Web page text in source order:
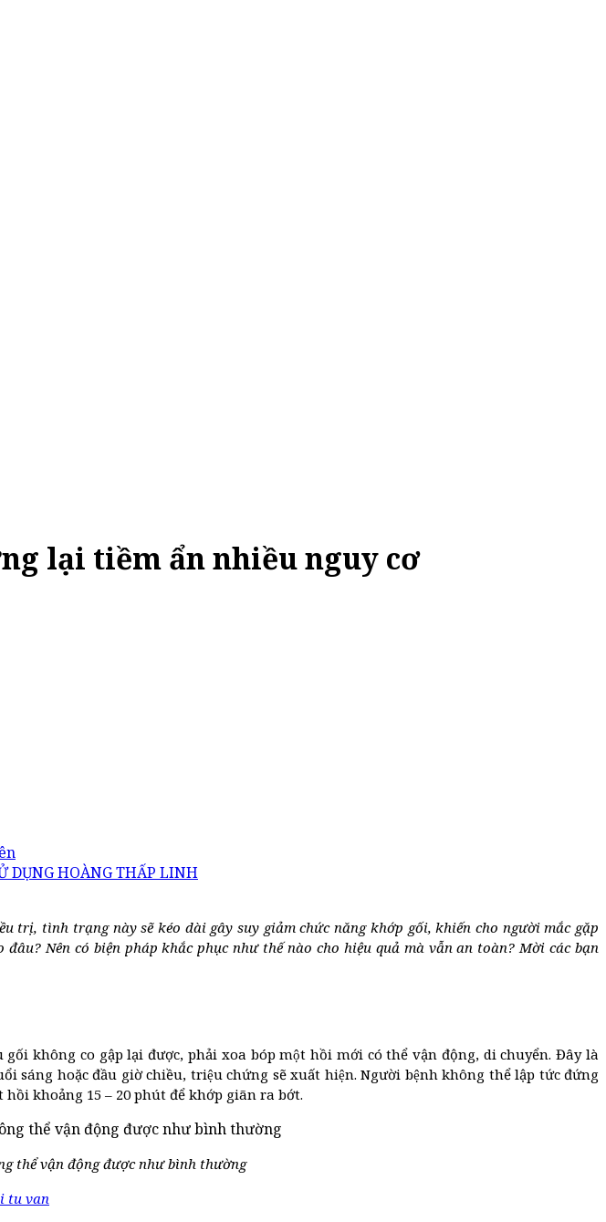
lại tiềm ẩn nhiều nguy cơ
DỤNG HOÀNG THẤP LINH
tình trạng này sẽ kéo dài gây suy giảm chức năng khớp gối, khiến cho người mắc gặp
Nên có biện pháp khắc phục như thế nào cho hiệu quả mà vẫn an toàn? Mời các bạn
không co gập lại được, phải xoa bóp một hồi mới có thể vận động, di chuyển. Đây là
hoặc đầu giờ chiều, triệu chứng sẽ xuất hiện. Người bệnh không thể lập tức đứng
khoảng 15 – 20 phút để khớp giãn ra bớt.
thể vận động được như bình thường